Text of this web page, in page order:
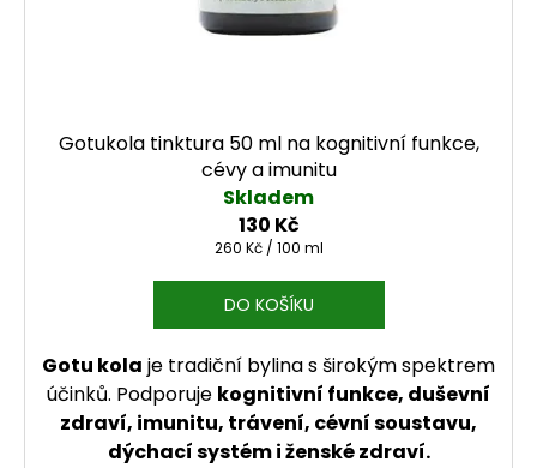
Gotukola tinktura 50 ml na kognitivní funkce,
cévy a imunitu
Skladem
130 Kč
Měrná cena:
260 Kč / 100 ml
DO KOŠÍKU
Gotu kola je tradiční bylina s širokým spektrem
účinků. Podporuje kognitivní funkce, duševní
zdraví, imunitu, trávení, cévní soustavu,
dýchací systém i ženské zdraví.